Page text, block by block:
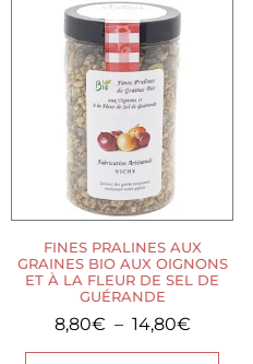
FINES PRALINES AUX
GRAINES BIO AUX OIGNONS
ET À LA FLEUR DE SEL DE
GUÉRANDE
8,80€ – 14,80€